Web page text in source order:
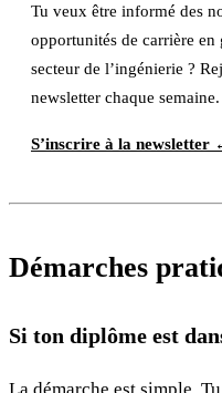
Tu veux être informé des
opportunités de carrière
secteur de l’ingénierie ?
newsletter chaque semaine.
S’inscrire à la newsletter
Démarches
Si ton diplôme est